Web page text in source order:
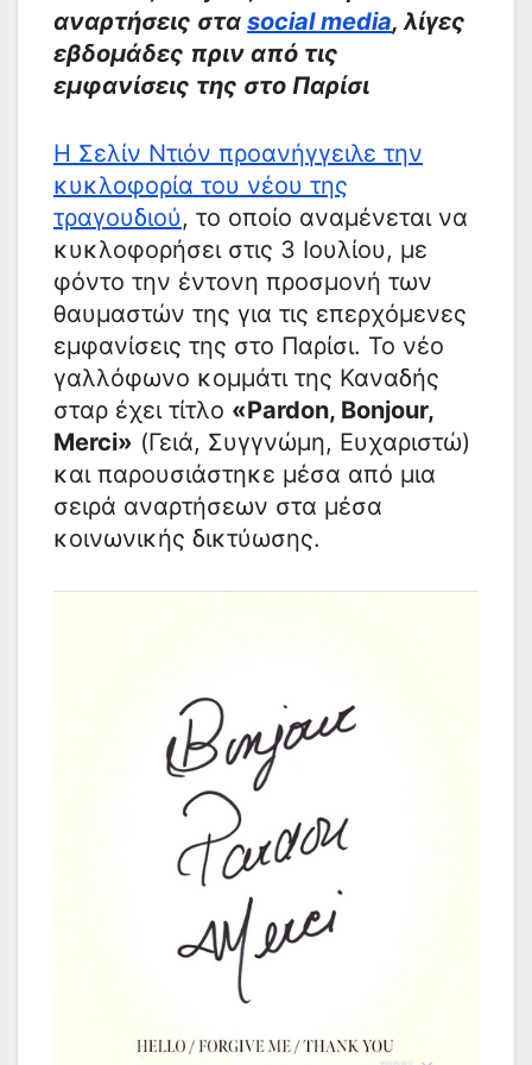
αναρτήσεις στα social media, λίγες
εβδομάδες πριν από τις
εμφανίσεις της στο Παρίσι
Η Σελίν Ντιόν προανήγγειλε την
κυκλοφορία του νέου της
τραγουδιού, το οποίο αναμένεται να
κυκλοφορήσει στις 3 Ιουλίου, με
φόντο την έντονη προσμονή των
θαυμαστών της για τις επερχόμενες
εμφανίσεις της στο Παρίσι. Το νέο
γαλλόφωνο κομμάτι της Καναδής
σταρ έχει τίτλο «Pardon, Bonjour,
Merci» (Γειά, Συγγνώμη, Ευχαριστώ)
και παρουσιάστηκε μέσα από μια
σειρά αναρτήσεων στα μέσα
κοινωνικής δικτύωσης.